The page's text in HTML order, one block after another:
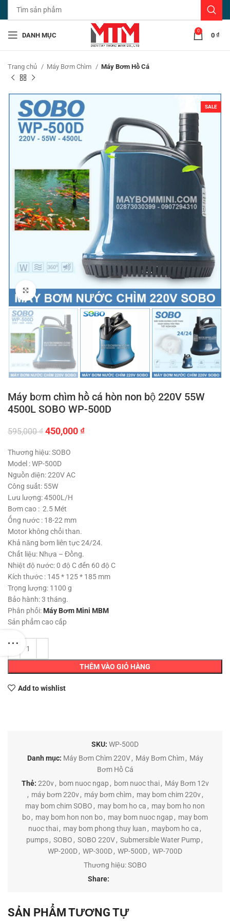
DANH MỤC
0
0 ₫
Trang chủ Máy Bơm Chìm Máy Bơm Hồ Cá
SALE
Click to enlarge
Máy bơm chìm hồ cá hòn non bộ 220V 55W
4500L SOBO WP-500D
595,000₫ Giá
là:
595,000 ₫.
450,000 ₫Giá
Thương hiệu: SOBO
Model : WP-500D
Nguồn điện: 220V AC
Công suất: 55W
Lưu lượng: 4500L/H
Bơm cao : 2.5 Mét
Ống nước : 18-22 mm
Motor không chổi than.
Khả năng bơm liên tực 24/24.
Chất liệu: Nhựa – Đồng.
Nhiệt độ nước: 0 độ C đến 60 độ C
Kích thước : 145 * 125 * 185 mm
Trọng lượng: 1100 g
Bảo hành: 3 tháng.
Phân phối: Máy Bơm Mini MBM
Sản phẩm cao cấp
THÊM VÀO GIỎ HÀNG
Add to wishlist
SKU: WP-500D
Danh mục: Máy Bơm Chìm 220V , Máy Bơm Chìm , Máy
Bơm Hồ Cá
Thẻ: 220v , bom nuoc ngap , bom nuoc thai , Máy Bơm 12v
, máy bơm 220v , máy bơm chìm , may bom chim 220v ,
may bom chim SOBO , may bom ho ca , may bom ho non
bo, may bom hon non bo, may bom nuoc ngap , may bom
nuoc thai , may bom phong thuy luan , maybom ho ca ,
pumps, SOBO , SOBO 220V, Submersible Water Pump ,
WP-200D, WP-300D, WP-500D, WP-700D
Thương hiệu:SOBO
Share:
SẢN PHẨM TƯƠNG TỰ